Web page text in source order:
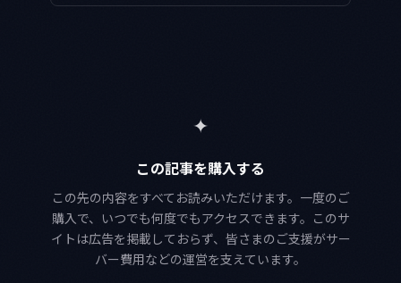
✦
この記事を購入する
この先の内容をすべてお読みいただけます。一度のご
購入で、いつでも何度でもアクセスできます。このサ
イトは広告を掲載しておらず、皆さまのご支援がサー
バー費用などの運営を支えています。